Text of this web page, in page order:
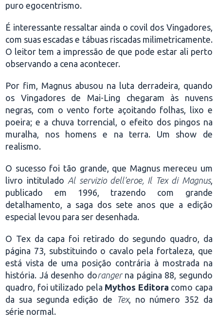
puro egocentrismo.
É interessante ressaltar ainda o covil dos Vingadores,
com suas escadas e tábuas riscadas milimetricamente.
O leitor tem a impressão de que pode estar ali perto
observando a cena acontecer.
Por fim, Magnus abusou na luta derradeira, quando
os Vingadores de Mai-Ling chegaram às nuvens
negras, com o vento forte açoitando folhas, lixo e
poeira; e a chuva torrencial, o efeito dos pingos na
muralha, nos homens e na terra. Um show de
realismo.
O sucesso foi tão grande, que Magnus mereceu um
livro intitulado Al servizio dell'eroe, Il Tex di Magnus,
publicado em 1996, trazendo com grande
detalhamento, a saga dos sete anos que a edição
especial levou para ser desenhada.
O Tex da capa foi retirado do segundo quadro, da
página 73, substituindo o cavalo pela fortaleza, que
está vista de uma posição contrária à mostrada na
história. Já desenho dorangerna página 88, segundo
quadro, foi utilizado pela Mythos Editora como capa
da sua segunda edição de
Tex, no número 352 da
série normal.